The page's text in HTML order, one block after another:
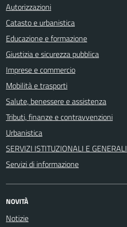
Autorizzazioni
Catasto e urbanistica
Educazione e formazione
Giustizia e sicurezza pubblica
Imprese e commercio
Mobilità e trasporti
Salute, benessere e assistenza
Tributi, finanze e contravvenzioni
Urbanistica
SERVIZI ISTITUZIONALI E GENERALI
Servizi di informazione
NOVITÀ
Notizie